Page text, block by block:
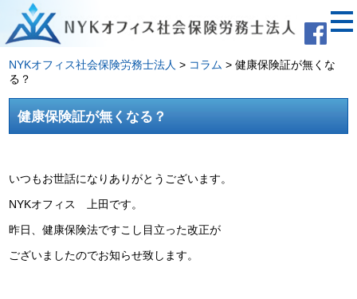
NYKオフィス社会保険労務士法人 > コラム >健康保険証が無くな
る？
健康保険証が無くなる？
いつもお世話になりありがとうございます。
NYKオフィス 上田です。
昨日、健康保険法ですこし目立った改正が
ございましたのでお知らせ致します。